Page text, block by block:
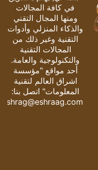
في كافة المجالات
ومنها المجال التقني
والذكاء المنزلي وأدوات
التقنية وغير ذلك من
المجالات التقنية
والتكنولوجية والعامة.
أحد مواقع "مؤسسة
اشراق العالم لتقنية
المعلومات" اتصل بنا:
eshrag@eshraag.com